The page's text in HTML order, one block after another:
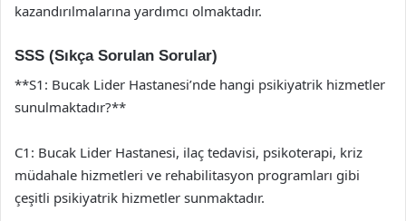
kazandırılmalarına yardımcı olmaktadır.
SSS (Sıkça Sorulan Sorular)
**S1: Bucak Lider Hastanesi’nde hangi psikiyatrik hizmetler
sunulmaktadır?**
C1: Bucak Lider Hastanesi, ilaç tedavisi, psikoterapi, kriz
müdahale hizmetleri ve rehabilitasyon programları gibi
çeşitli psikiyatrik hizmetler sunmaktadır.